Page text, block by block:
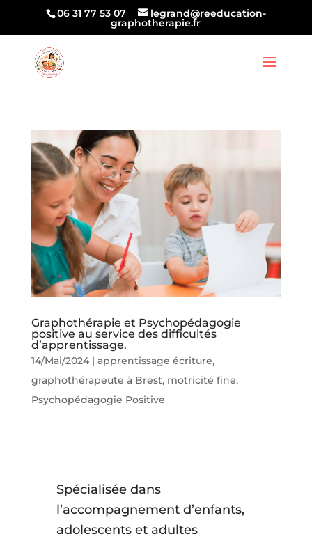
06 31 77 53 07 legrand@reeducation-
graphotherapie.fr
Graphothérapie et Psychopédagogie
positive au service des difficultés
d’apprentissage.
14/Mai/2024| apprentissage écriture,
graphothérapeute à Brest, motricité fine,
Psychopédagogie Positive
Spécialisée dans
l’accompagnement d’enfants,
adolescents et adultes